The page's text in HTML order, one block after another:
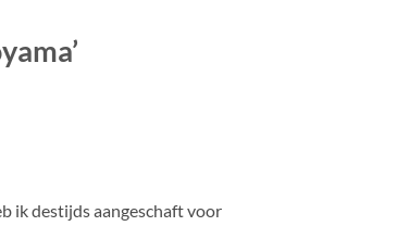
€29,50
ik destijds aangeschaft voor